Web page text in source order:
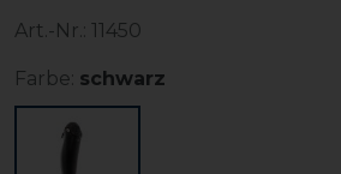
Art.-Nr.: 11450
Farbe: schwarz